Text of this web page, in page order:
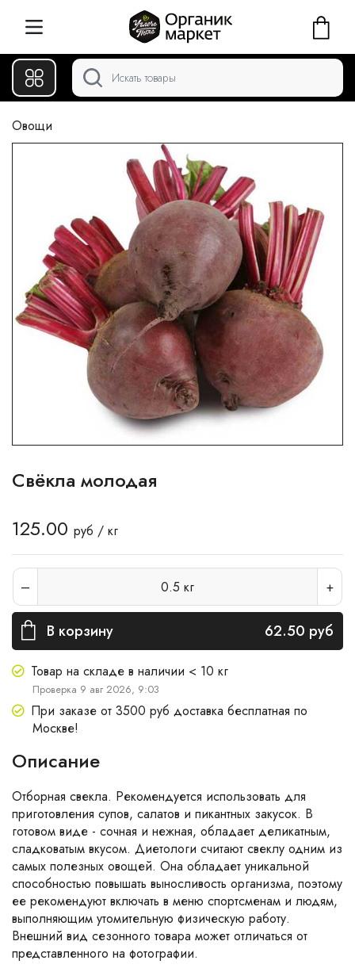
Овощи
Свёкла молодая
125.00 руб / кг
0.5 кг
В корзину 62.50 руб
Товар на складе в наличии < 10 кг
Проверка 9 авг 2026, 9:03
При заказе от 3500 руб доставка бесплатная по
Москве!
Описание
Отборная свекла. Рекомендуется использовать для
приготовления супов, салатов и пикантных закусок. В
готовом виде - сочная и нежная, обладает деликатным,
сладковатым вкусом. Диетологи считают свеклу одним из
самых полезных овощей. Она обладает уникальной
способностью повышать выносливость организма, поэтому
ее рекомендуют включать в меню спортсменам и людям,
выполняющим утомительную физическую работу.
Внешний вид сезонного товара может отличаться от
представленного на фотографии.